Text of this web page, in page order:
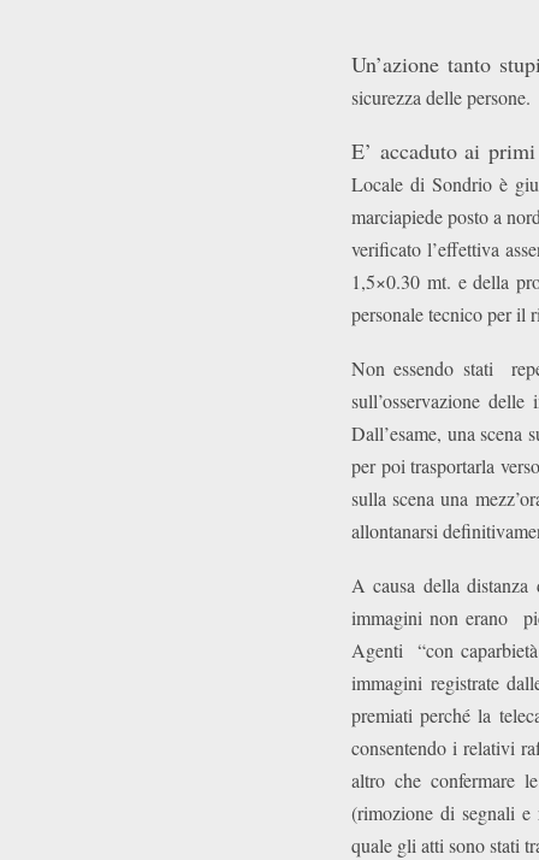
Un’azione tanto
sicurezza delle persone.
E’ accaduto ai
Locale di Sondrio è
marciapiede posto a
verificato l’effettiva
1,5×0.30 mt. e della
personale tecnico per il
Non essendo stati
sull’osservazione
Dall’esame, una scena
per poi trasportarla
sulla scena una
allontanarsi
A causa della
immagini non erano
Agenti “con
immagini registrate
premiati perché la
consentendo i relativi
altro che confermare
(rimozione di segnali
quale gli atti sono stati